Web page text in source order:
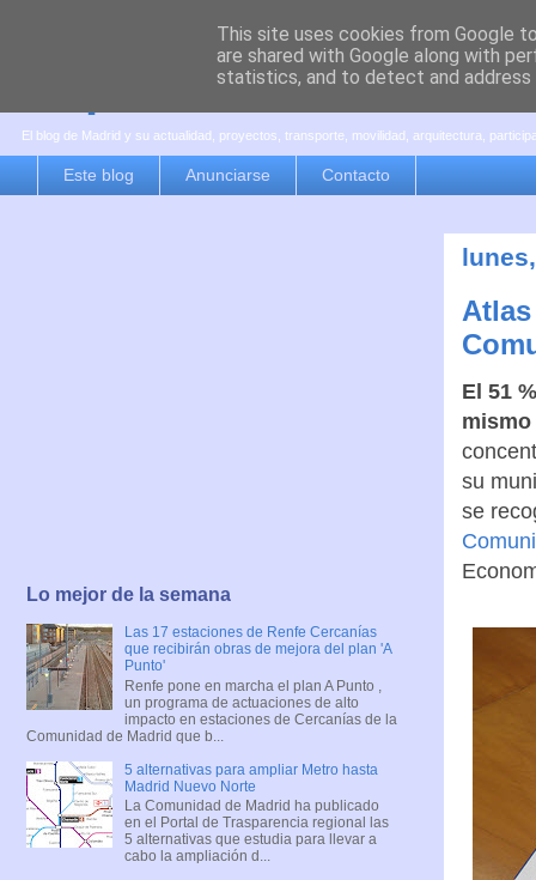
es por madrid
El blog de Madrid y su actualidad, proyectos, transporte, movilidad, arquitectura,
Este blog Anunciarse Contacto
El 51
su
se
Lo mejor de la semana
Las 17 estaciones de Renfe Cercanías
que recibirán obras de mejora del plan 'A
Punto'
Renfe pone en marcha el plan A Punto ,
un programa de actuaciones de alto
impacto en estaciones de Cercanías de la
Comunidad de Madrid que b...
5 alternativas para ampliar Metro hasta
Madrid Nuevo Norte
La Comunidad de Madrid ha publicado
en el Portal de Trasparencia regional las
5 alternativas que estudia para llevar a
cabo la ampliación d...
This site uses cookies from Google
are shared with Google along with
statistics, and to detect and address